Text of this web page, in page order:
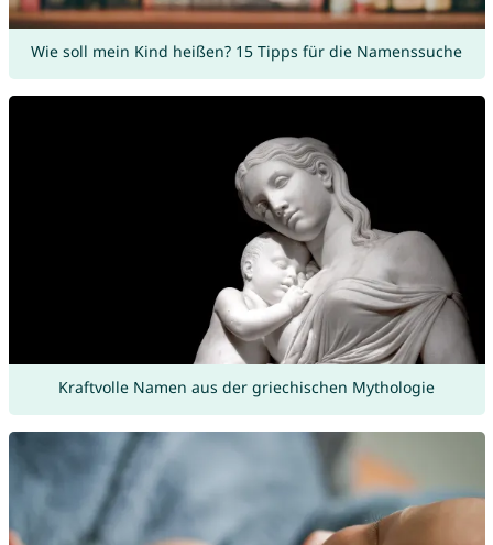
Wie soll mein Kind heißen? 15 Tipps für die Namenssuche
Kraftvolle Namen aus der griechischen Mythologie